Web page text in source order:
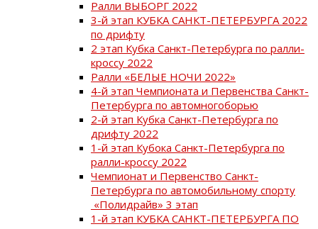
Ралли ВЫБОРГ 2022
3-й этап КУБКА САНКТ-ПЕТЕРБУРГА 2022
по дрифту
2 этап Кубка Санкт-Петербурга по ралли-
кроссу 2022
Ралли «БЕЛЫЕ НОЧИ 2022»
4-й этап Чемпионата и Первенства Санкт-
Петербурга по автомногоборью
2-й этап Кубка Санкт-Петербурга по
дрифту 2022
1-й этап Кубока Санкт-Петербурга по
ралли-кроссу 2022
Чемпионат и Первенство Санкт-
Петербурга по автомобильному спорту
«Полидрайв» 3 этап
1-й этап КУБКА САНКТ-ПЕТЕРБУРГА ПО